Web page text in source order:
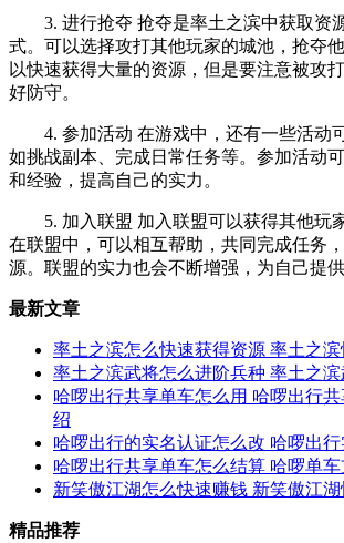
3. 进行抢夺 抢夺是率土之滨中获取资
式。可以选择攻打其他玩家的城池，抢夺
以快速获得大量的资源，但是要注意被攻
好防守。
4. 参加活动 在游戏中，还有一些活动
如挑战副本、完成日常任务等。参加活动
和经验，提高自己的实力。
5. 加入联盟 加入联盟可以获得其他玩家
在联盟中，可以相互帮助，共同完成任务
源。联盟的实力也会不断增强，为自己提供
最新文章
率土之滨怎么快速获得资源 率土之
率土之滨武将怎么进阶兵种 率土之
哈啰出行共享单车怎么用 哈啰出行
绍
哈啰出行的实名认证怎么改 哈啰出
哈啰出行共享单车怎么结算 哈啰单
新笑傲江湖怎么快速赚钱 新笑傲江
精品推荐